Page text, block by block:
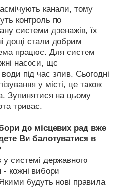
канали, тому
контроль по
системи дренажів, їх
дощі стали добрим
працює. Для систем
насоси, що
під час злив. Сьогодні
у місті, це також
Зупинятися на цьому
триває.
до місцевих рад вже
Ви балотуватися в
системі державного
- кожні вибори
будуть нові правила